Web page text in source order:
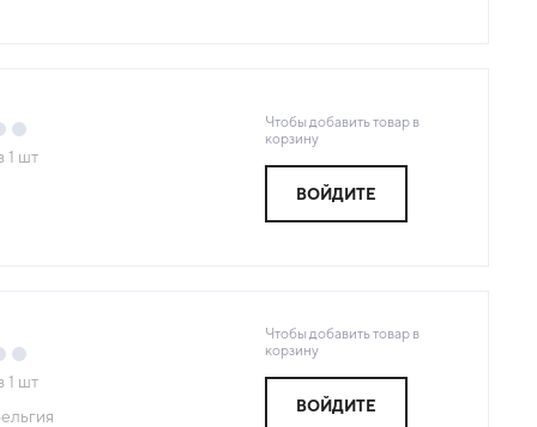
1 шт
Чтобы добавить товар в
корзину
ВОЙДИТЕ
1 шт
Чтобы добавить товар в
корзину
ВОЙДИТЕ